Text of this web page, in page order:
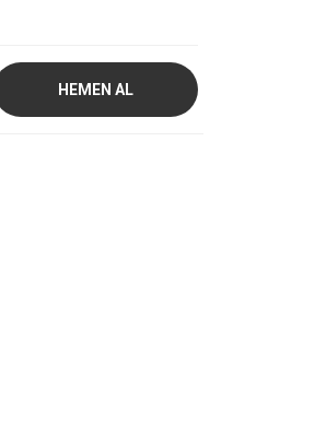
HEMEN AL